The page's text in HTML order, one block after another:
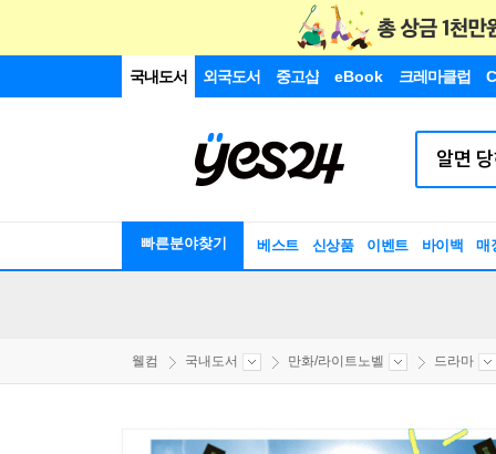
국내도서 외국도서 중고샵 eBook 크레마클럽
빠른분야찾기 베스트 신상품 이벤트 바이백 매
웰컴 국내도서 만화/라이트노벨 드라마